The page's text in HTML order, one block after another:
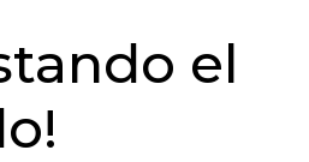
el